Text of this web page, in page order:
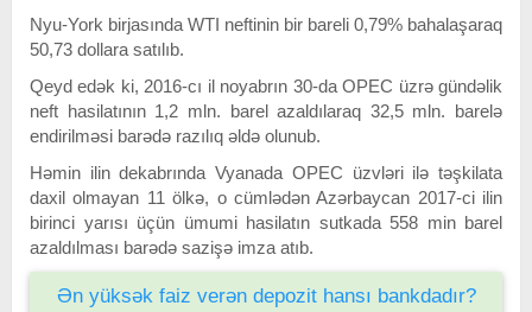
Nyu-York birjasında WTI neftinin bir bareli 0,79% bahalaşaraq
50,73 dollara satılıb.
Qeyd edək ki, 2016-cı il noyabrın 30-da OPEC üzrə gündəlik
neft hasilatının 1,2 mln. barel azaldılaraq 32,5 mln. barelə
endirilməsi barədə razılıq əldə olunub.
Həmin ilin dekabrında Vyanada OPEC üzvləri ilə təşkilata
daxil olmayan 11 ölkə, o cümlədən Azərbaycan 2017-ci ilin
birinci yarısı üçün ümumi hasilatın sutkada 558 min barel
azaldılması barədə sazişə imza atıb.
Ən yüksək faiz verən depozit hansı bankdadır?